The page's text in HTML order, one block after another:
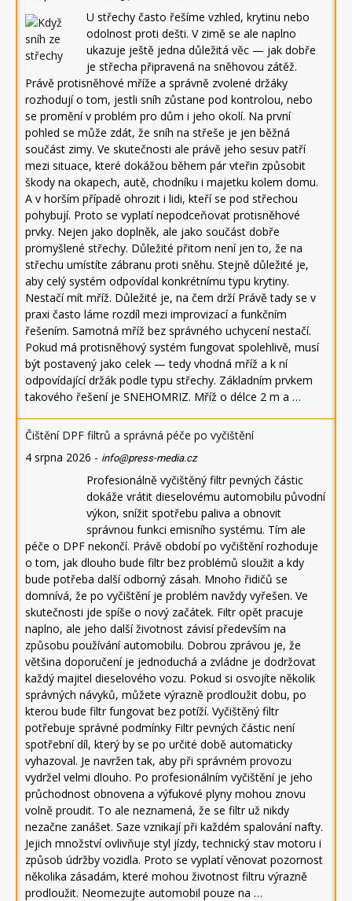
U střechy často řešíme vzhled, krytinu nebo
odolnost proti dešti. V zimě se ale naplno
ukazuje ještě jedna důležitá věc — jak dobře
je střecha připravená na sněhovou zátěž.
Právě protisněhové mříže a správně zvolené držáky
rozhodují o tom, jestli sníh zůstane pod kontrolou, nebo
se promění v problém pro dům i jeho okolí. Na první
pohled se může zdát, že sníh na střeše je jen běžná
součást zimy. Ve skutečnosti ale právě jeho sesuv patří
mezi situace, které dokážou během pár vteřin způsobit
škody na okapech, autě, chodníku i majetku kolem domu.
A v horším případě ohrozit i lidi, kteří se pod střechou
pohybují. Proto se vyplatí nepodceňovat protisněhové
prvky. Nejen jako doplněk, ale jako součást dobře
promyšlené střechy. Důležité přitom není jen to, že na
střechu umístíte zábranu proti sněhu. Stejně důležité je,
aby celý systém odpovídal konkrétnímu typu krytiny.
Nestačí mít mříž. Důležité je, na čem drží Právě tady se v
praxi často láme rozdíl mezi improvizací a funkčním
řešením. Samotná mříž bez správného uchycení nestačí.
Pokud má protisněhový systém fungovat spolehlivě, musí
být postavený jako celek — tedy vhodná mříž a k ní
odpovídající držák podle typu střechy. Základním prvkem
takového řešení je SNEHOMRIZ. Mříž o délce 2 m a …
Čištění DPF filtrů a správná péče po vyčištění
4 srpna 2026 - info@press-media.cz
Profesionálně vyčištěný filtr pevných částic
dokáže vrátit dieselovému automobilu původní
výkon, snížit spotřebu paliva a obnovit
správnou funkci emisního systému. Tím ale
péče o DPF nekončí. Právě období po vyčištění rozhoduje
o tom, jak dlouho bude filtr bez problémů sloužit a kdy
bude potřeba další odborný zásah. Mnoho řidičů se
domnívá, že po vyčištění je problém navždy vyřešen. Ve
skutečnosti jde spíše o nový začátek. Filtr opět pracuje
naplno, ale jeho další životnost závisí především na
způsobu používání automobilu. Dobrou zprávou je, že
většina doporučení je jednoduchá a zvládne je dodržovat
každý majitel dieselového vozu. Pokud si osvojíte několik
správných návyků, můžete výrazně prodloužit dobu, po
kterou bude filtr fungovat bez potíží. Vyčištěný filtr
potřebuje správné podmínky Filtr pevných částic není
spotřební díl, který by se po určité době automaticky
vyhazoval. Je navržen tak, aby při správném provozu
vydržel velmi dlouho. Po profesionálním vyčištění je jeho
průchodnost obnovena a výfukové plyny mohou znovu
volně proudit. To ale neznamená, že se filtr už nikdy
nezačne zanášet. Saze vznikají při každém spalování nafty.
Jejich množství ovlivňuje styl jízdy, technický stav motoru i
způsob údržby vozidla. Proto se vyplatí věnovat pozornost
několika zásadám, které mohou životnost filtru výrazně
prodloužit. Neomezujte automobil pouze na …